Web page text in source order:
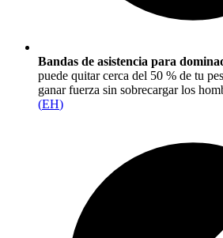
Bandas de asistencia para
puede quitar cerca del 50 % de tu
ganar fuerza sin sobrecargar los
(EH)